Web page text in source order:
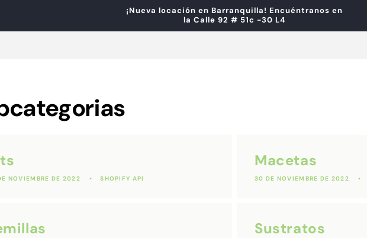
¡Nueva locación en Barranquilla! Encuéntranos en
la Calle 92 # 51c -30 L4
NOVIEMBRE DE 2022 SHOPIFY API
Macetas
30 DE NOVIEMBRE DE 2022
Sustratos